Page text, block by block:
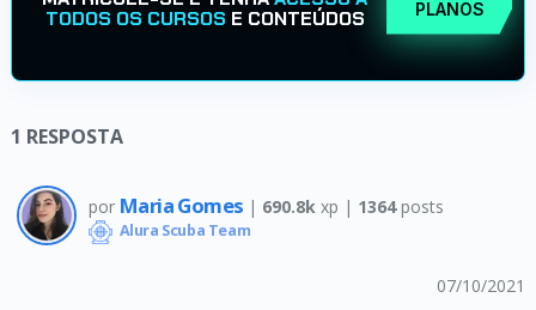
TODOS OS CURSOS E CONTEÚDOS
PLANOS
1 RESPOSTA
por Maria Gomes | 690.8k xp | 1364posts
Alura Scuba Team
07/10/2021